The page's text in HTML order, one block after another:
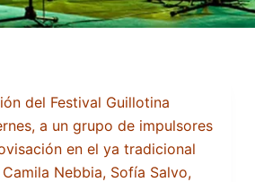
del Festival Guillotina
a un grupo de impulsores
en el ya tradicional
Nebbia, Sofía Salvo,